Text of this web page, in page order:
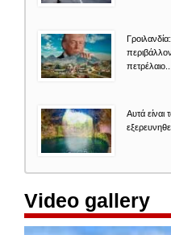
πετρέλαιο...
Αυτά
Video gallery